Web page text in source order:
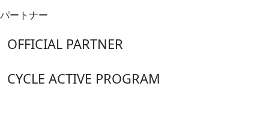
パートナー
OFFICIAL PARTNER
CYCLE ACTIVE PROGRAM